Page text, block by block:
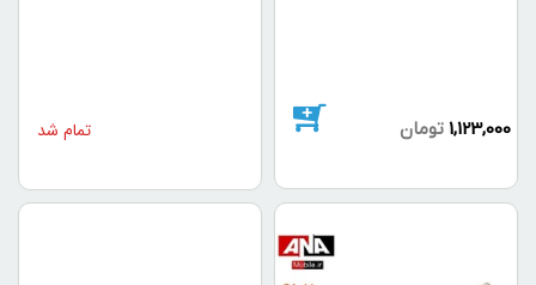
1,123,000 تومان تمام شد